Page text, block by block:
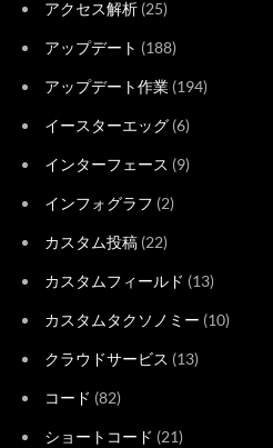
アクセス解析 (25)
アップデート (188)
アップデート作業 (194)
イースターエッグ (6)
インターフェース (9)
インフォグラフ (2)
カスタム投稿 (22)
カスタムフィールド (13)
カスタムタクソノミー (10)
クラウドサービス (13)
コード (82)
ショートコード (21)